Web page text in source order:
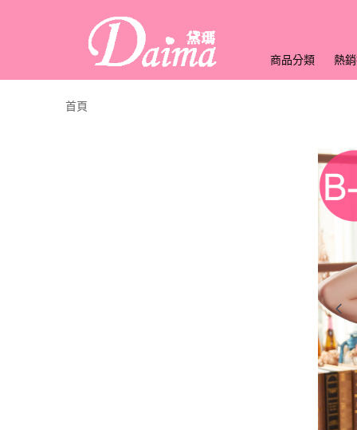
商品分類 熱
首頁